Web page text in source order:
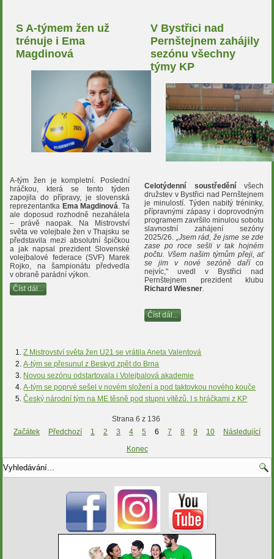
S A-týmem žen už
trénuje i Ema
Magdinová
A-tým žen je kompletní. Poslední
hráčkou, která se tento týden
zapojila do přípravy, je slovenská
reprezentantka Ema Magdinová. Ta
ale doposud rozhodně nezahálela
– právě naopak. Na Mistrovství
světa ve volejbale žen v Thajsku se
představila mezi absolutní špičkou
a jak napsal prezident Slovenské
volejbalové federace (SVF) Marek
Rojko, na šampionátu předvedla
v obraně parádní výkon.
Číst dál...
V Bystřici nad
Pernštejnem zahájily
sezónu všechny
týmy KP
Celotýdenní soustředěnívšech
družstev v Bystřici nad Pernštejnem
je minulostí. Týden nabitý tréninky,
přípravnými zápasy i doprovodným
programem završilo minulou sobotu
slavnostní zahájení sezóny
2025/26. „Jsem rád, že jsme se zde
zase po roce sešli v tak hojném
počtu. Všem našim týmům přeji, ať
se jim v nové sezóně daříco
nejvíc," uvedl v Bystřici nad
Pernštejnem prezident klubu
Richard Wiesner.
Číst dál...
Z Mistrovství světa žen U21 se vrátila Aneta Valentová
A-tým se přesunul z Beskyd zpět do Brna
Novou sezónu odstartovala i Volejbalová akademie
A-tým se poprvé sešel v novém složení a pod taktovkou nového kouče
Český národní tým na ME těsně pod stupni vítězů. I s hráčkami z KP
Strana 6 z 136
Začátek
Předchozí 1 2 3 4 5 6 7 8 9 10
Následující
Konec